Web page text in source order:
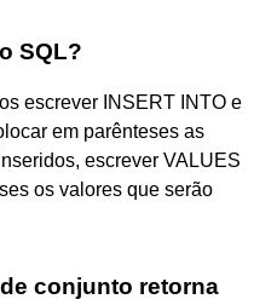
SQL?
escrever INSERT INTO e
em parênteses as
escrever VALUES
os valores que serão
conjunto retorna